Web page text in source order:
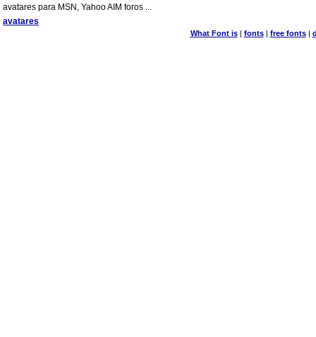
avatares para MSN, Yahoo AIM foros ...
avatares
What Font is| fonts| free fonts|